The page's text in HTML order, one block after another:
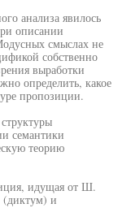
анализа явилось
описании
смыслах не
собственно
выработки
определить, какое
пропозиции.
семантики
теорию
идущая от Ш.
(диктум) и